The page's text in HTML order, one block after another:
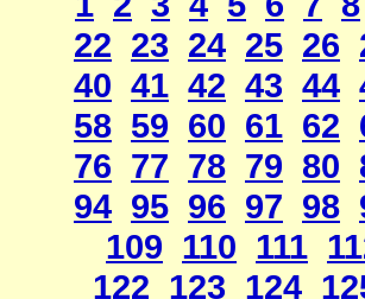
22 23 24 25 26
40 41 42 43 44
58 59 60 61 62
76 77 78 79 80
94 95 96 97 98
109 110 111
122 123 124